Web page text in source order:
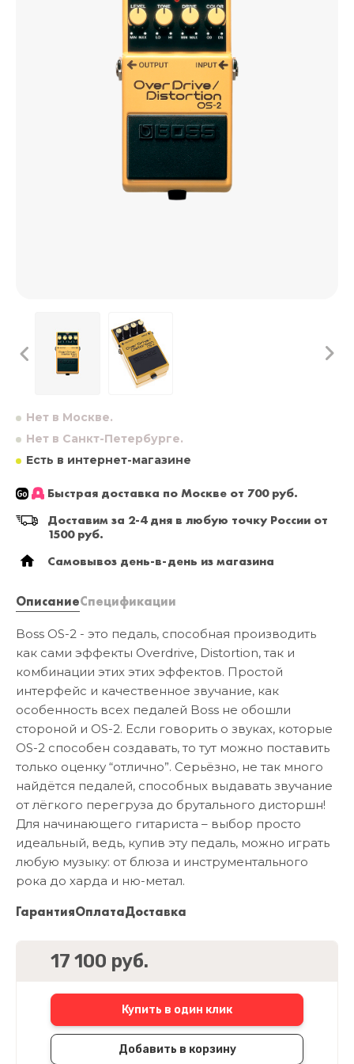
Нет в Москве.
Нет в Санкт-Петербурге.
Есть в интернет-магазине
Быстрая доставка по Москве от 700 руб.
Доставим за 2-4 дня в любую точку России от
1500 руб.
Самовывоз день-в-день из магазина
ОписаниеСпецификации
Boss OS-2 - это педаль, способная производить
как сами эффекты Overdrive, Distortion, так и
комбинации этих этих эффектов. Простой
интерфейс и качественное звучание, как
особенность всех педалей Boss не обошли
стороной и OS-2. Если говорить о звуках, которые
OS-2 способен создавать, то тут можно поставить
только оценку “отлично”. Серьёзно, не так много
найдётся педалей, способных выдавать звучание
от лёгкого перегруза до брутального дисторшн!
Для начинающего гитариста – выбор просто
идеальный, ведь, купив эту педаль, можно играть
любую музыку: от блюза и инструментального
рока до харда и ню-метал.
ГарантияОплатаДоставка
17 100 руб.
Купить в один клик
Добавить в корзину